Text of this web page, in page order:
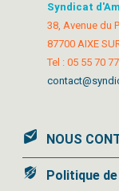
Syndicat
38, Avenue du
87700 AIXE
Tel : 05 55 70
NOUS
Politique